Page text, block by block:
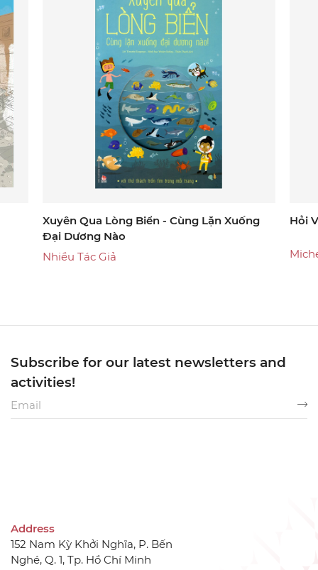
Xuyên Qua Lòng Biển - Cùng Lặn Xuống
Đại Dương Nào
Nhiều Tác Giả
Hỏi
Address
152 Nam Kỳ Khởi Nghĩa, P. Bến
Nghé, Q. 1, Tp. Hồ Chí Minh
Subscribe for our latest newsletters and
activities!